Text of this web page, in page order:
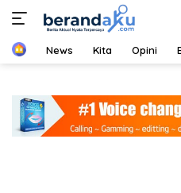
konten
HomeNews Kita Opini